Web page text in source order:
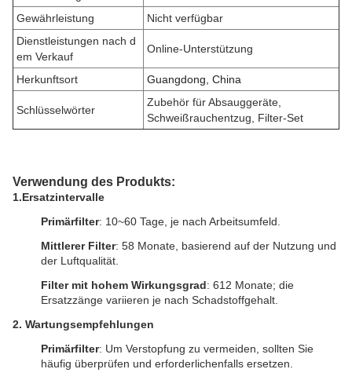
Gewährleistung
Nicht verfügbar
Dienstleistungen nach d
em Verkauf
Online-Unterstützung
Herkunftsort Guangdong, China
Schlüsselwörter
Zubehör für Absauggeräte
Schweißrauchentzug, Filter-Set
Verwendung des Produkts:
1.Ersatzintervalle
Primärfilter: 10~60 Tage, je nach Arbeitsumfeld.
Mittlerer Filter: 5­8 Monate, basierend auf der Nutzung und
der Luftqualität.
Filter mit hohem Wirkungsgrad: 6­12 Monate; die
Ersatzzänge variieren je nach Schadstoffgehalt.
2. Wartungsempfehlungen
Primärfilter: Um Verstopfung zu vermeiden, sollten Sie
häufig überprüfen und erforderlichenfalls ersetzen.